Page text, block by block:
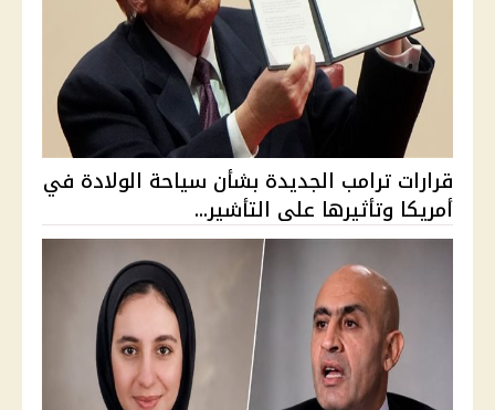
قرارات ترامب الجديدة بشأن سياحة الولادة في
أمريكا وتأثيرها على التأشير...